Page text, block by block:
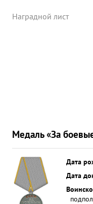
Наградной лист
Медаль «За
Дата
Дата